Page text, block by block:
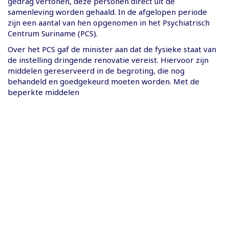
samenleving worden gehaald. In de afgelopen periode
zijn een aantal van hen opgenomen in het Psychiatrisch
Centrum Suriname (PCS).
Over het PCS gaf de minister aan dat de fysieke staat van
de instelling dringende renovatie vereist. Hiervoor zijn
middelen gereserveerd in de begroting, die nog
behandeld en goedgekeurd moeten worden. Met de
beperkte middelen